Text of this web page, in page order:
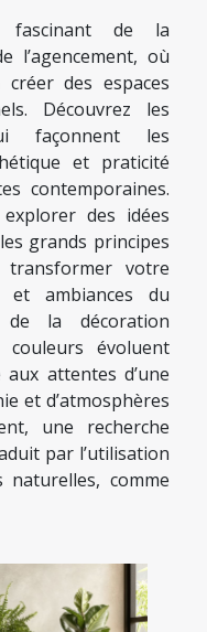
fascinant de la
l’agencement, où
des espaces
Découvrez les
façonnent les
et praticité
contemporaines.
des idées
grands principes
votre
et ambiances du
de la décoration
couleurs évoluent
attentes d’une
et d’atmosphères
une recherche
par l’utilisation
comme